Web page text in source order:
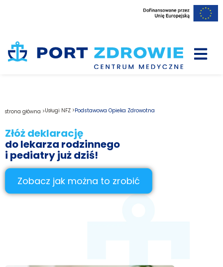
strona główna >Usługi NFZ >Podstawowa Opieka Zdrowotna
Złóż deklarację
do lekarza rodzinnego
i pediatry już dziś!
Zobacz jak można to zrobić